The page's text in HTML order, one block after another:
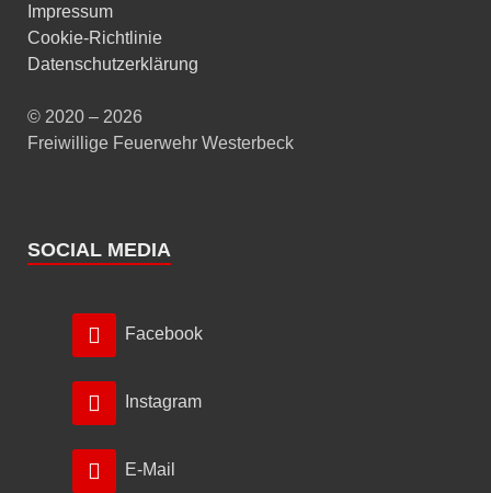
Impressum
Cookie-Richtlinie
Datenschutzerklärung
© 2020 – 2026
Freiwillige Feuerwehr Westerbeck
SOCIAL MEDIA
Facebook
Instagram
E-Mail